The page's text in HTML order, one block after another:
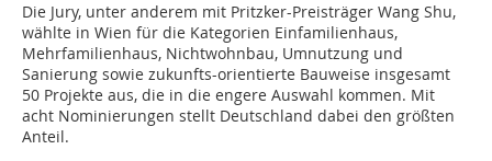
Die Jury, unter anderem mit Pritzker-Preisträger Wang Shu,
wählte in Wien für die Kategorien Einfamilienhaus,
Mehrfamilienhaus, Nichtwohnbau, Umnutzung und
Sanierung sowie zukunfts-orientierte Bauweise insgesamt
50 Projekte aus, die in die engere Auswahl kommen. Mit
acht Nominierungen stellt Deutschland dabei den größten
Anteil.